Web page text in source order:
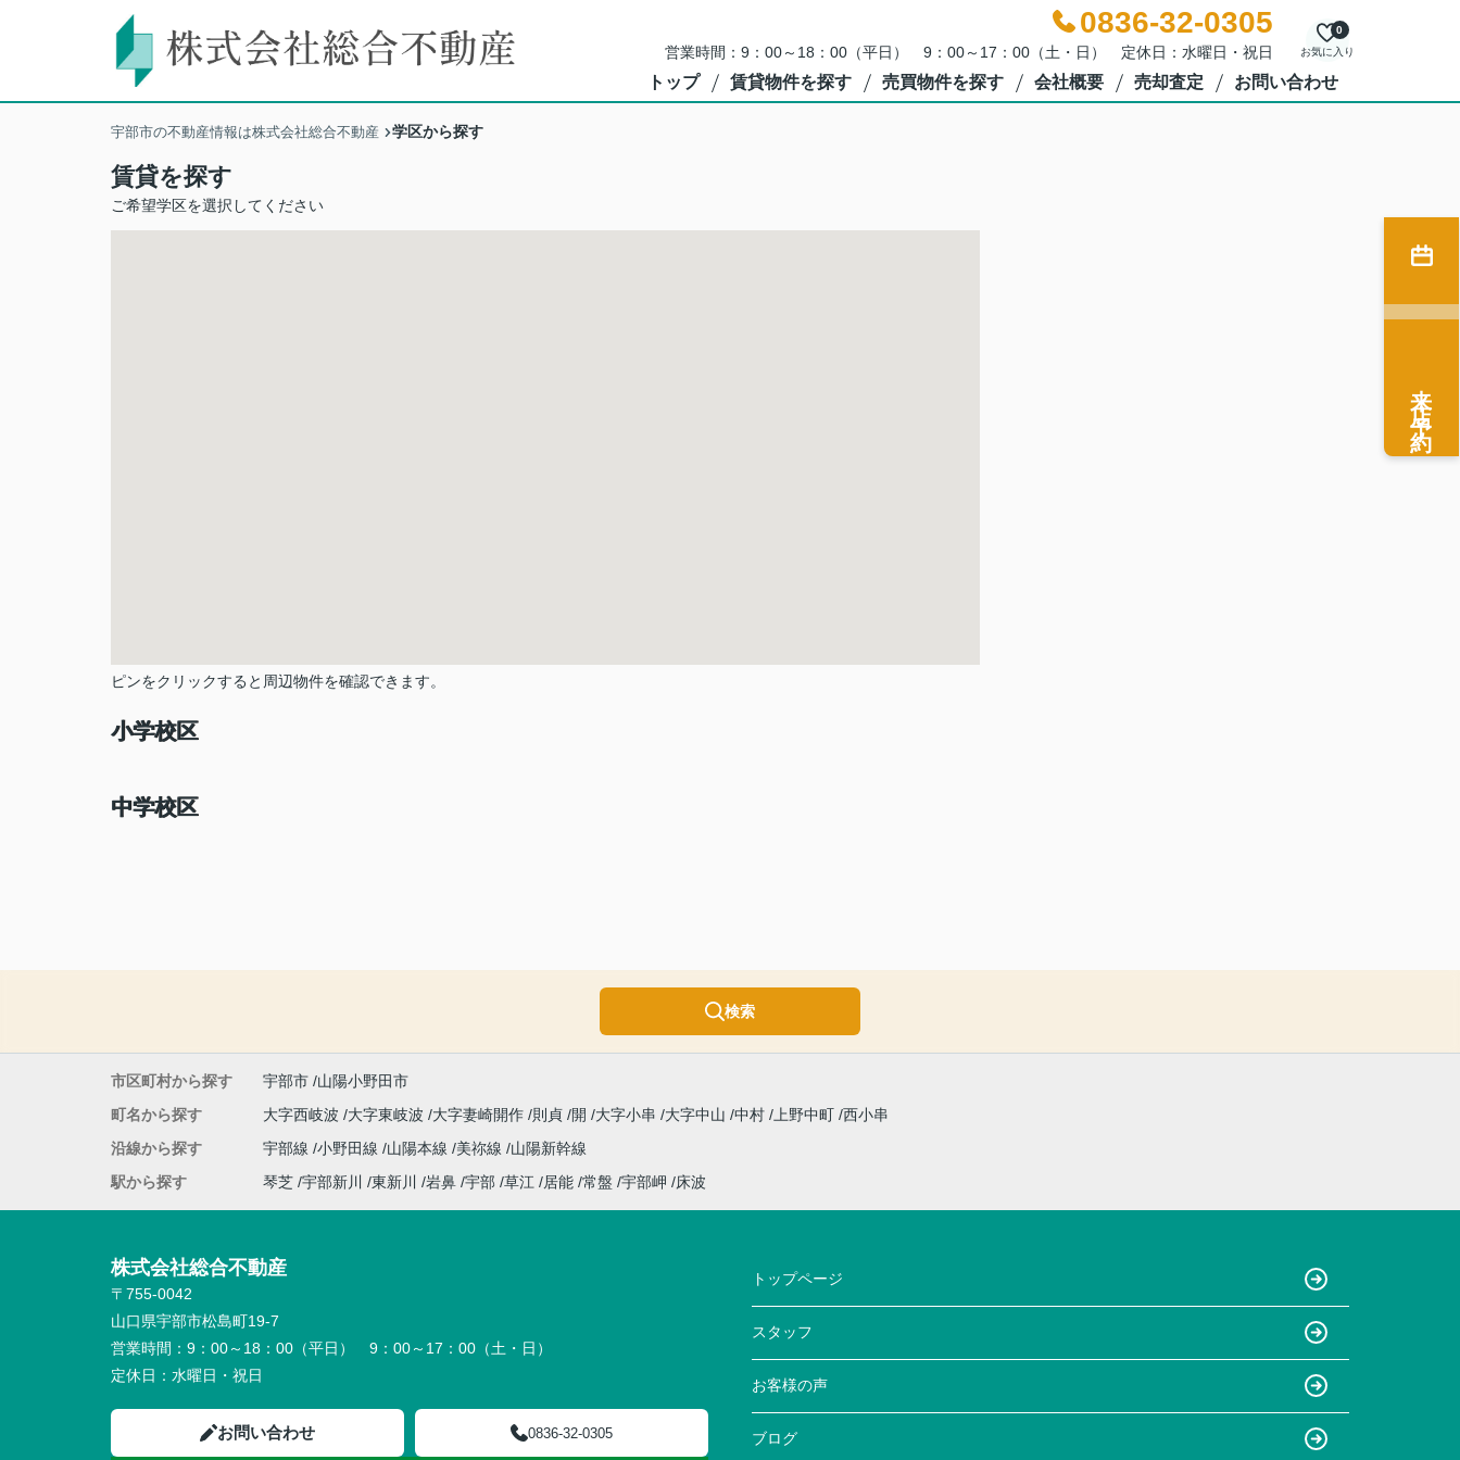
0836-32-0305
営業時間：9：00～18：00（平日） 9：00～17：00（土・日） 定休日：水曜日・祝日 お気に入り
0
トップ 賃貸物件を探す 売買物件を探す 会社概要 売却査定 お問い合わせ
宇部市の不動産情報は株式会社総合不動産 学区から探す
賃貸を探す
ご希望学区を選択してください
ピンをクリックすると周辺物件を確認できます。
小学校区
中学校区
検索
来店予約
市区町村から探す 宇部市 山陽小野田市
町名から探す
大字西岐波 大字東岐波 大字妻崎開作 則貞 開 大字小串 大字中山 中村 上野中町 西小串
沿線から探す
宇部線 小野田線 山陽本線 美祢線
山陽新幹線
駅から探す
琴芝 宇部新川 東新川 岩鼻 宇部 草江 居能 常盤 宇部岬 床波
株式会社総合不動産
〒755-0042
山口県宇部市松島町19-7
営業時間： 9：00～18：00（平日） 9：00～17：00（土・日）
定休日： 水曜日・祝日
お問い合わせ 0836-32-0305
トップページ
スタッフ
お客様の声
ブログ